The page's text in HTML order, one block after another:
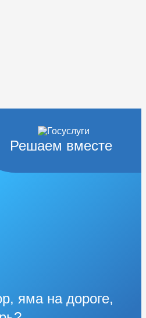
Решаем вместе
яма на дороге,